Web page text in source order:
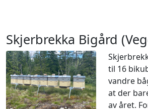
Skjerbrekka Bigård
til 16
vandre
at der
av året.